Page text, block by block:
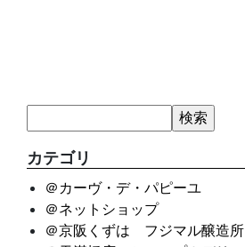
カテゴリ
＠カーヴ・デ・パピーユ
＠ネットショップ
＠京阪くずは フジマル醸造所